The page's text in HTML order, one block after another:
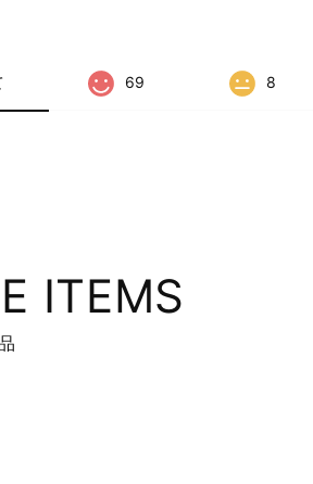
69 8
ITEMS